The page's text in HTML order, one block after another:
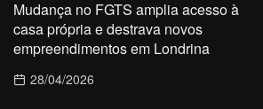
Mudança no FGTS amplia acesso à
casa própria e destrava novos
empreendimentos em Londrina
28/04/2026